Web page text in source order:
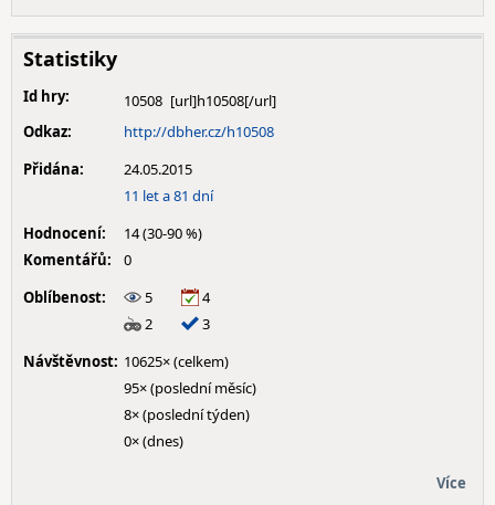
Statistiky
Id hry:
10508
Odkaz:
http://dbher.cz/h10508
Přidána:
24.05.2015
11 let a 81 dní
Hodnocení:
14 (30-90 %)
Komentářů:
0
Oblíbenost:
5
4
2
3
Návštěvnost: 10625× (celkem)
95× (poslední měsíc)
8× (poslední týden)
0× (dnes)
Více